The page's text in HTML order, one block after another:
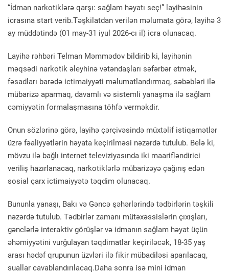
“İdman narkotiklərə qarşı: sağlam həyatı seç!” layihəsinin
icrasına start verib.Təşkilatdan verilən məlumata görə, layihə 3
ay müddətində (01 may-31 iyul 2026-cı il) icra olunacaq.
Layihə rəhbəri Telman Məmmədov bildirib ki, layihənin
məqsədi narkotik əleyhinə vətəndaşları səfərbər etmək,
fəsadları barədə ictimaiyyəti məlumatlandırmaq, səbəbləri ilə
mübarizə aparmaq, davamlı və sistemli yanaşma ilə sağlam
cəmiyyətin formalaşmasına töhfə verməkdir.
Onun sözlərinə görə, layihə çərçivəsində müxtəlif istiqamətlər
üzrə fəaliyyətlərin həyata keçirilməsi nəzərdə tutulub. Belə ki,
mövzu ilə bağlı internet televiziyasında iki maarifləndirici
veriliş hazırlanacaq, narkotiklərlə mübarizəyə çağırış edən
sosial çarx ictimaiyyətə təqdim olunacaq.
Bununla yanaşı, Bakı və Gəncə şəhərlərində tədbirlərin təşkili
nəzərdə tutulub. Tədbirlər zamanı mütəxəssislərin çıxışları,
gənclərlə interaktiv görüşlər və idmanın sağlam həyat üçün
əhəmiyyətini vurğulayan təqdimatlar keçiriləcək, 18-35 yaş
arası hədəf qrupunun üzvləri ilə fikir mübadiləsi aparılacaq,
suallar cavablandırılacaq.Daha sonra isə mini idman